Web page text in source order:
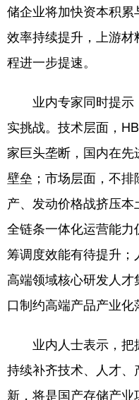
储企业将加快资本积
效率持续提升，上游
程进一步提速。
业内专家同时提示
实挑战。技术层面，
家巨头垄断，国内在
壁垒；市场层面，不
产、发动价格战挤压本
全链条一体化运营能
筹调度效能有待提升
高端领域核心研发人
口制约高端产品产业化
业内人士表示，把
持续补齐技术、人才
新，将是国产存储产